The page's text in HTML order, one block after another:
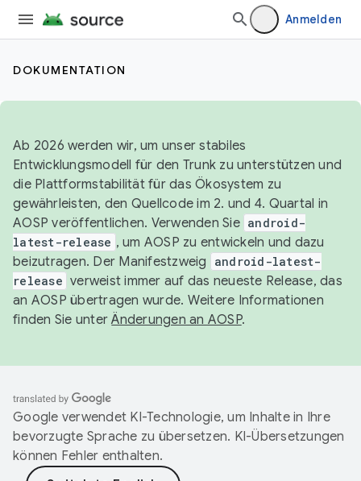
Anmelden
DOKUMENTATION
Ab 2026 werden wir, um unser stabiles
Entwicklungsmodell für den Trunk zu unterstützen und
die Plattformstabilität für das Ökosystem zu
gewährleisten, den Quellcode im 2. und 4. Quartal in
AOSP veröffentlichen. Verwenden Sie android-
latest-release , um AOSP zu entwickeln und dazu
beizutragen. Der Manifestzweig
android-latest-
release verweist immer auf das neueste Release, das
an AOSP übertragen wurde. Weitere Informationen
finden Sie unterÄnderungen an AOSP.
Google verwendet KI-Technologie, um Inhalte in Ihre
bevorzugte Sprache zu übersetzen. KI-Übersetzungen
können Fehler enthalten.